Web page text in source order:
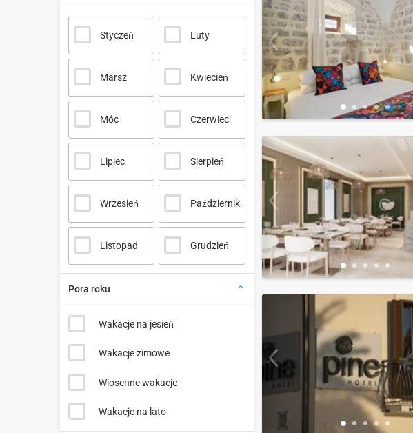
Styczeń Luty
Marsz Kwiecień
Móc Czerwiec
Lipiec Sierpień
Wrzesień Październik
Listopad Grudzień
Pora roku
Wakacje na jesień
Wakacje zimowe
Wiosenne wakacje
Wakacje na lato